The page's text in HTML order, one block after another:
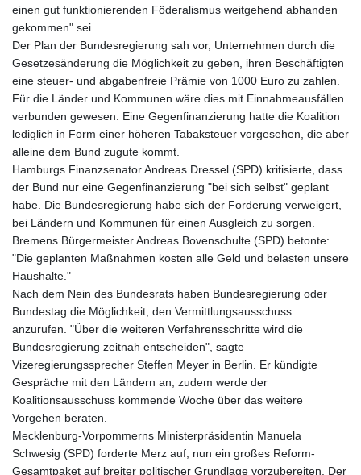
einen gut funktionierenden Föderalismus weitgehend abhanden
gekommen" sei.
Der Plan der Bundesregierung sah vor, Unternehmen durch die
Gesetzesänderung die Möglichkeit zu geben, ihren Beschäftigten
eine steuer- und abgabenfreie Prämie von 1000 Euro zu zahlen.
Für die Länder und Kommunen wäre dies mit Einnahmeausfällen
verbunden gewesen. Eine Gegenfinanzierung hatte die Koalition
lediglich in Form einer höheren Tabaksteuer vorgesehen, die aber
alleine dem Bund zugute kommt.
Hamburgs Finanzsenator Andreas Dressel (SPD) kritisierte, dass
der Bund nur eine Gegenfinanzierung "bei sich selbst" geplant
habe. Die Bundesregierung habe sich der Forderung verweigert,
bei Ländern und Kommunen für einen Ausgleich zu sorgen.
Bremens Bürgermeister Andreas Bovenschulte (SPD) betonte:
"Die geplanten Maßnahmen kosten alle Geld und belasten unsere
Haushalte."
Nach dem Nein des Bundesrats haben Bundesregierung oder
Bundestag die Möglichkeit, den Vermittlungsausschuss
anzurufen. "Über die weiteren Verfahrensschritte wird die
Bundesregierung zeitnah entscheiden", sagte
Vizeregierungssprecher Steffen Meyer in Berlin. Er kündigte
Gespräche mit den Ländern an, zudem werde der
Koalitionsausschuss kommende Woche über das weitere
Vorgehen beraten.
Mecklenburg-Vorpommerns Ministerpräsidentin Manuela
Schwesig (SPD) forderte Merz auf, nun ein großes Reform-
Gesamtpaket auf breiter politischer Grundlage vorzubereiten. Der